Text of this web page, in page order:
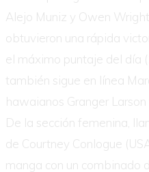
Alejo Muniz y Owen
obtuvieron una rápida
el máximo puntaje del día
también sigue en línea
hawaianos Granger Larson
De la sección femenina,
de Courtney Conlogue
manga con un combinado